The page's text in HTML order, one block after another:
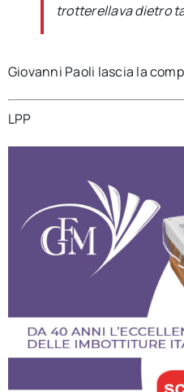
trotterellava dietro
Giovanni Paoli lascia la
LPP